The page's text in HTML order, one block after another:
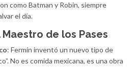
como Batman y Robin, siempre
el día.
Maestro de los Pases
: Fermín inventó un nuevo tipo de
No es comida mexicana, es una obra